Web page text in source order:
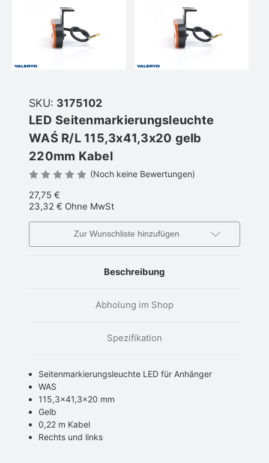
SKU: 3175102
LED Seitenmarkierungsleuchte
WAŚ R/L 115,3x41,3x20 gelb
220mm Kabel
(Noch keine Bewertungen)
27,75 €
23,32 € Ohne MwSt
Zur Wunschliste hinzufügen
Beschreibung
Abholung im Shop
Spezifikation
Seitenmarkierungsleuchte LED für Anhänger
WAS
115,3×41,3×20 mm
Gelb
0,22 m Kabel
Rechts und links